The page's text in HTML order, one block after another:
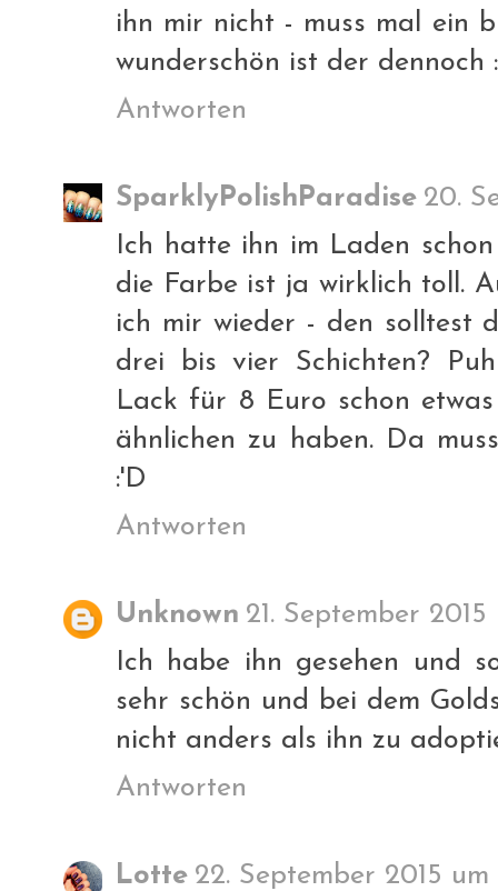
ihn mir nicht - muss mal ein
wunderschön ist der dennoch
Antworten
SparklyPolishParadise 20.
Ich hatte ihn im Laden
die Farbe ist ja wirklich toll.
ich mir wieder - den solltest
drei bis vier Schichten?
Lack für 8 Euro schon
ähnlichen zu haben. Da
:'D
Antworten
Unknown 21. September 2015
Ich habe ihn gesehen und
sehr schön und bei dem
nicht anders als ihn zu
Antworten
Lotte 22. September 2015 um